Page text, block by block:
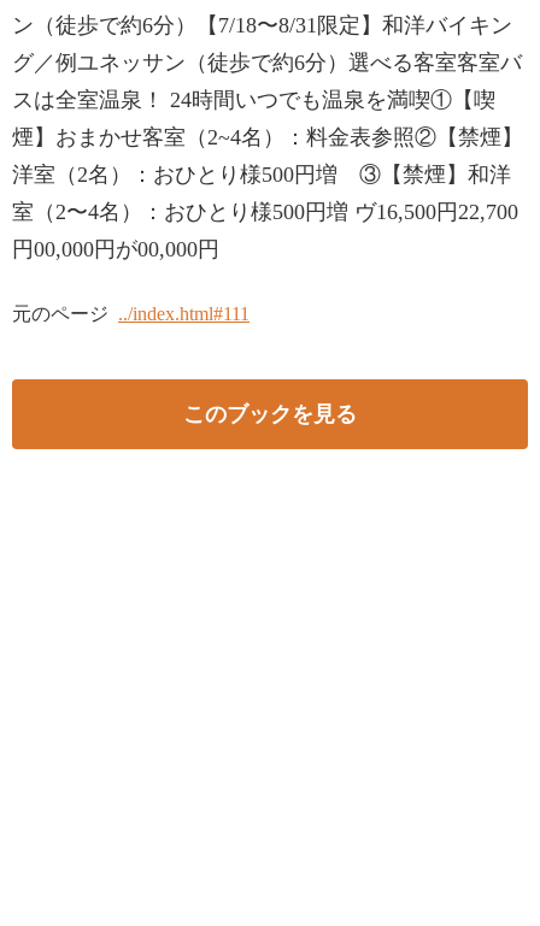
ン（徒歩で約6分）【7/18〜8/31限定】和洋バイキン
グ／例ユネッサン（徒歩で約6分）選べる客室客室バ
スは全室温泉！ 24時間いつでも温泉を満喫①【喫
煙】おまかせ客室（2~4名）：料金表参照②【禁煙】
洋室（2名）：おひとり様500円増 ③【禁煙】和洋
室（2〜4名）：おひとり様500円増 ヴ16,500円22,700
円00,000円が00,000円
元のページ ../index.html#111
このブックを見る